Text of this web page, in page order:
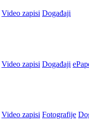
Video zapisi Događaji
Video zapisi Događaji
Video zapisi Fotografije